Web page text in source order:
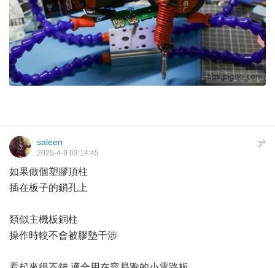
3#
saleen
2025-4-9 03:14:45
如果做個塑膠頂柱
插在板子的鎖孔上
類似主機板銅柱
操作時較不會被膠墊干涉